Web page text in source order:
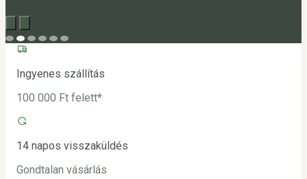
Ingyenes szállítás
100 000 Ft felett*
14 napos visszaküldés
Gondtalan vásárlás